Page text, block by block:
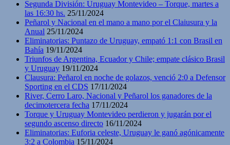
Segunda División: Uruguay Montevideo – Torque, martes a
las 16:30 hs. 25/11/2024
Peñarol y Nacional en el mano a mano por el Claiusura y la
Anual 25/11/2024
Eliminatorias: Puntazo de Uruguay, empató 1:1 con Brasil en
Bahía 19/11/2024
Triunfos de Argentina, Ecuador y Chile; empate clásico Brasil
y Uruguay 19/11/2024
Clausura: Peñarol en noche de golazos, venció 2:0 a Defensor
Sporting en el CDS 17/11/2024
River, Cerro Laro, Nacional y Peñarol los ganadores de la
decimotercera fecha 17/11/2024
Torque y Uruguay Montevideo perdieron y jugarán por el
segundo ascenso directo 16/11/2024
Eliminatorias: Euforia celeste, Uruguay le ganó agónicamente
3:2 a Colombia 15/11/2024